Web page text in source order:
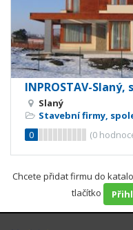
INPROSTAV-Slaný,
Slaný
Stavební firmy,
0
(0
Chcete přidat firmu do
tlačítko